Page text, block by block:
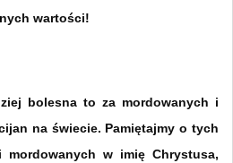
wartości!
bolesna to za mordowanych i
na świecie. Pamiętajmy o tych
mordowanych w imię Chrystusa,